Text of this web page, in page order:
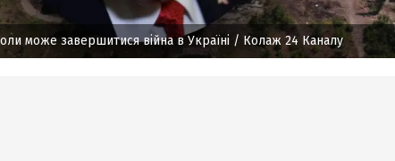
може завершитися війна в Україні / Колаж 24 Каналу